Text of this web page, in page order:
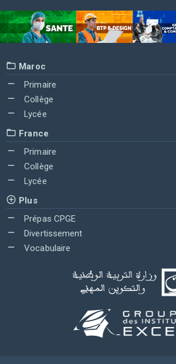
Maroc
Primaire
Collège
Lycée
France
Primaire
Collège
Lycée
Plus
Prépas CPGE
Divertissement
Vocabulaire